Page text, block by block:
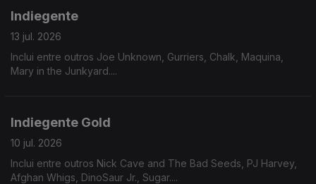
Indiegente
13 jul. 2026
Inclui entre outros Joe Unknown, Gurriers, Chalk, Maquina,
Mary in the Junkyard....
Indiegente Gold
10 jul. 2026
Inclui entre outros Nick Cave and The Bad Seeds, PJ Harvey,
Afghan Whigs, DinoSaur Jr., Sugar....